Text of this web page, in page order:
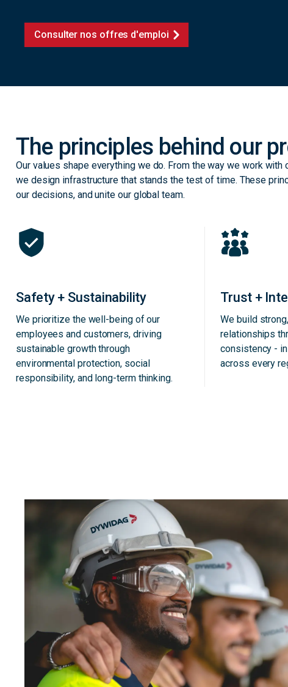
Consulter nos offres d'emploi
The principles behind our
Our values shape everything we do. From the way we work
we design infrastructure that stands the test of time. These
our decisions, and unite our global team.
Safety + Sustainability
We prioritize the well-being of our
employees and customers, driving
sustainable growth through
environmental protection, social
responsibility, and long-term thinking.
Trust +
We build
relationships
consistency -
across every